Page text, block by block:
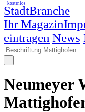
StadtBranche
Ihr Magazin
kostenlos
eintragen News
Neumeyer